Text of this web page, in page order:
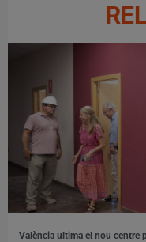
València ultima el nou centre